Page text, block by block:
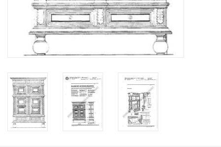
MODELBOUWER
Bouwbeschrijvingen